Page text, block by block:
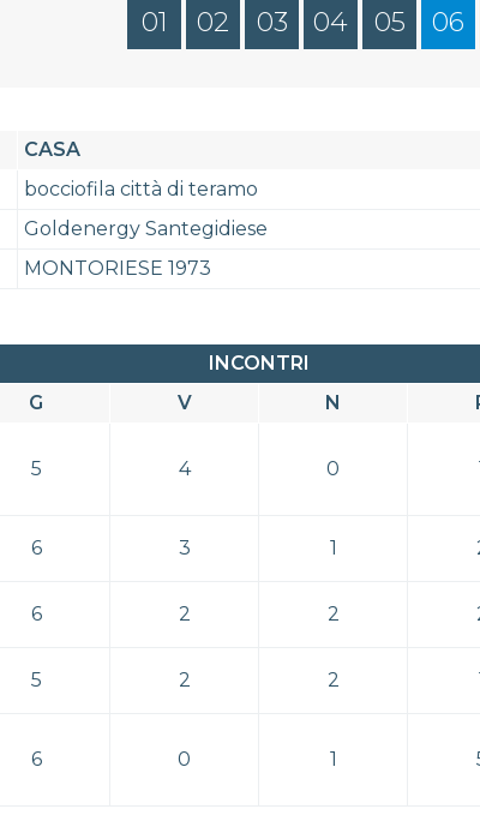
01 02 03 04 05 06
CASA
bocciofila città di teramo
Goldenergy Santegidiese
MONTORIESE 1973
INCONTRI
G V N
5 4 0
6 3 1
6 2 2
5 2 2
6 0 1